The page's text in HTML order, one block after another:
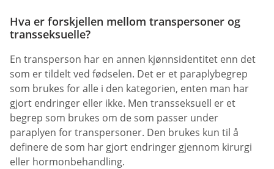
Hva er forskjellen mellom transpersoner og
transseksuelle?
En transperson har en annen kjønnsidentitet enn det
som er tildelt ved fødselen. Det er et paraplybegrep
som brukes for alle i den kategorien, enten man har
gjort endringer eller ikke. Men transseksuell er et
begrep som brukes om de som passer under
paraplyen for transpersoner. Den brukes kun til å
definere de som har gjort endringer gjennom kirurgi
eller hormonbehandling.